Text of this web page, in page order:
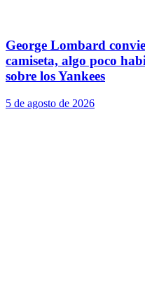
George Lombard
camiseta, algo poco
sobre los Yankees
5 de agosto de 2026